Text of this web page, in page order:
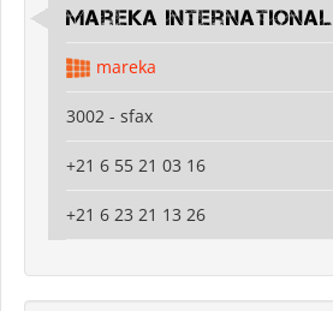
Mareka international
mareka
3002 - sfax
+21 6 55 21 03 16
+21 6 23 21 13 26